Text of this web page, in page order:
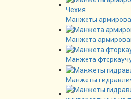
Манжеты
Манжета
Манжета
Манжеты